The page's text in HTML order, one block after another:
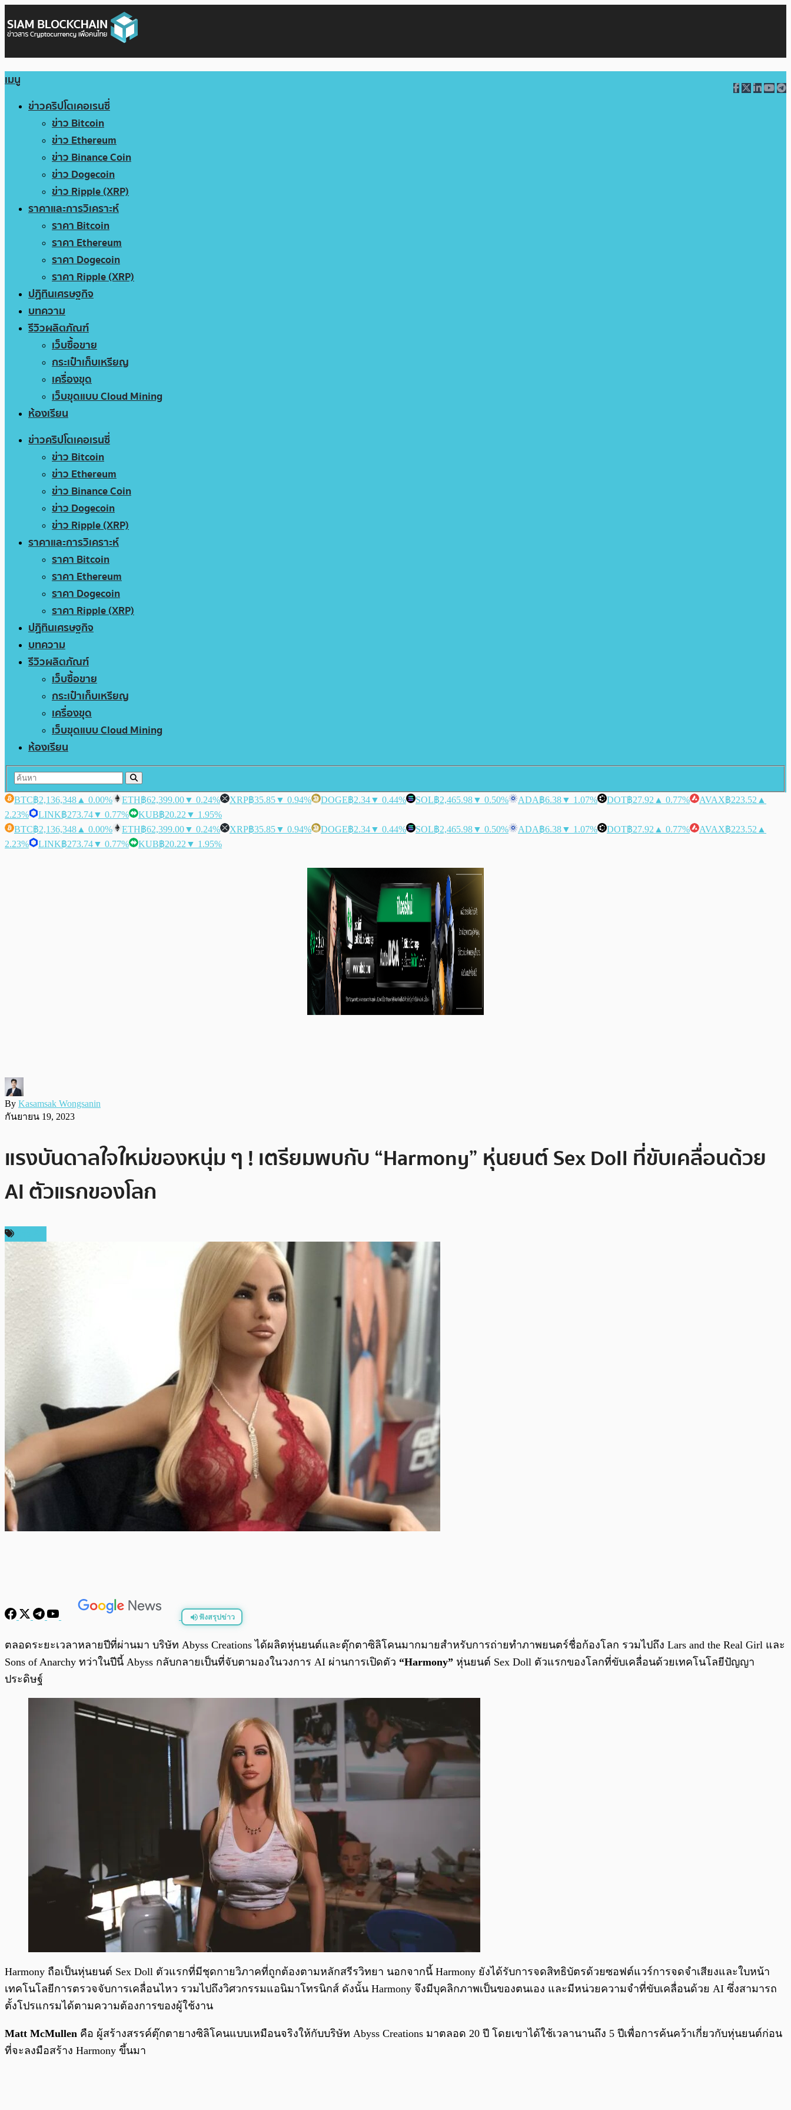
เมนู
ข่าวคริปโตเคอเรนซี่
ข่าว Bitcoin
ข่าว Ethereum
ข่าว Binance Coin
ข่าว Dogecoin
ข่าว Ripple (XRP)
ราคาและการวิเคราะห์
ราคา Bitcoin
ราคา Ethereum
ราคา Dogecoin
ราคา Ripple (XRP)
ปฏิทินเศรษฐกิจ
บทความ
รีวิวผลิตภัณฑ์
เว็บซื้อขาย
กระเป๋าเก็บเหรียญ
เครื่องขุด
เว็บขุดแบบ Cloud Mining
ห้องเรียน
ข่าวคริปโตเคอเรนซี่
ข่าว Bitcoin
ข่าว Ethereum
ข่าว Binance Coin
ข่าว Dogecoin
ข่าว Ripple (XRP)
ราคาและการวิเคราะห์
ราคา Bitcoin
ราคา Ethereum
ราคา Dogecoin
ราคา Ripple (XRP)
ปฏิทินเศรษฐกิจ
บทความ
รีวิวผลิตภัณฑ์
เว็บซื้อขาย
กระเป๋าเก็บเหรียญ
เครื่องขุด
เว็บขุดแบบ Cloud Mining
ห้องเรียน
BTC฿2,136,348 ▲ 0.00% ETH฿62,399.00▼ 0.24% XRP฿35.85▼ 0.94% DOGE฿2.34▼ 0.44% SOL฿2,465.98▼ 0.50% ADA฿6.38▼ 1.07% DOT฿27.92 ▲ 0.77% AVAX฿223.52 ▲
2.23%
LINK฿273.74▼ 0.77% KUB฿20.22 ▼ 1.95%
BTC฿2,136,348 ▲ 0.00% ETH฿62,399.00▼ 0.24% XRP฿35.85▼ 0.94% DOGE฿2.34▼ 0.44% SOL฿2,465.98▼ 0.50% ADA฿6.38▼ 1.07% DOT฿27.92 ▲ 0.77% AVAX฿223.52 ▲
2.23%
LINK฿273.74▼ 0.77% KUB฿20.22 ▼ 1.95%
By Kasamsak Wongsanin
กันยายน 19, 2023
แรงบันดาลใจใหม่ของหนุ่ม ๆ ! เตรียมพบกับ “Harmony” หุ่นยนต์ Sex Doll ที่ขับเคลื่อนด้วย
AI ตัวแรกของโลก
ฟังสรุปข่าว
0:00 / 0:00
ตลอดระยะเวลาหลายปีที่ผ่านมา บริษัท Abyss Creations ได้ผลิตหุ่นยนต์และตุ๊กตาซิลิโคนมากมายสำหรับการถ่ายทำภาพยนตร์ชื่อก้องโลก รวมไปถึง Lars and the Real Girl และ
Sons of Anarchy ทว่าในปีนี้ Abyss กลับกลายเป็นที่จับตามองในวงการ AI ผ่านการเปิดตัว “Harmony” หุ่นยนต์ Sex Doll ตัวแรกของโลกที่ขับเคลื่อนด้วยเทคโนโลยีปัญญา
ประดิษฐ์
Harmony ถือเป็นหุ่นยนต์ Sex Doll ตัวแรกที่มีชุดกายวิภาคที่ถูกต้องตามหลักสรีรวิทยา นอกจากนี้ Harmony ยังได้รับการจดสิทธิบัตรด้วยซอฟต์แวร์การจดจำเสียงและใบหน้า
เทคโนโลยีการตรวจจับการเคลื่อนไหว รวมไปถึงวิศวกรรมแอนิมาโทรนิกส์ ดังนั้น Harmony จึงมีบุคลิกภาพเป็นของตนเอง และมีหน่วยความจำที่ขับเคลื่อนด้วย AI ซึ่งสามารถ
ตั้งโปรแกรมได้ตามความต้องการของผู้ใช้งาน
Matt McMullen คือ ผู้สร้างสรรค์ตุ๊กตายางซิลิโคนแบบเหมือนจริงให้กับบริษัท Abyss Creations มาตลอด 20 ปี โดยเขาได้ใช้เวลานานถึง 5 ปีเพื่อการค้นคว้าเกี่ยวกับหุ่นยนต์ก่อน
ที่จะลงมือสร้าง Harmony ขึ้นมา